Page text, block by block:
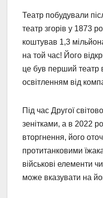
Театр побудували
театр згорів у 1873
коштував 1,3
на той час! Його
це був перший театр
освітленням від
Під час Другої
зенітками, а в 2022
вторгнення, його
протитанковими
військові елементи
може вказувати на